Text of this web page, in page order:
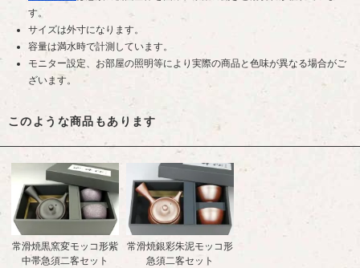
す。
サイズは外寸になります。
容量は満水時で計測しています。
モニター設定、お部屋の照明等により実際の商品と色味が異なる場合がご
ざいます。
このような商品もあります
常滑焼黒窯変モッコ形紫
中帯急須二客セット
常滑焼銀彩朱泥モッコ形
急須二客セット